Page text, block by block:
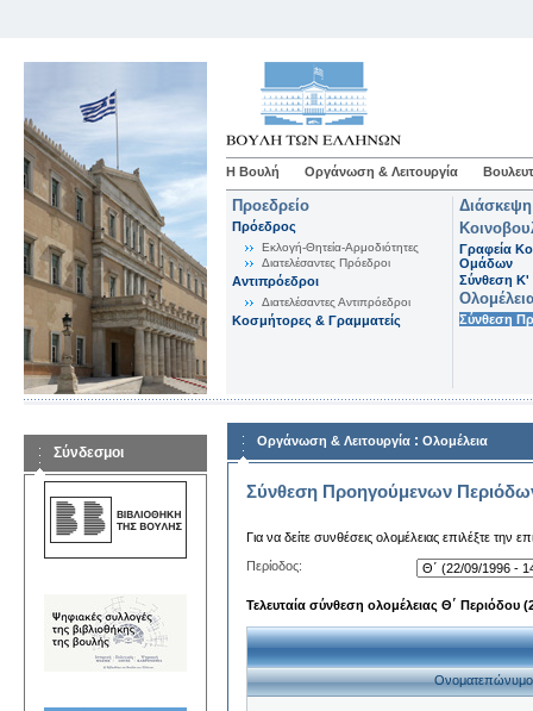
Η Βουλή Οργάνωση & Λειτουργία
Προεδρείο
Πρόεδρος
Εκλογή-Θητεία-Αρμοδιότητες
Διατελέσαντες Πρόεδροι
Αντιπρόεδροι
Διατελέσαντες Αντιπρόεδροι
Κοσμήτορες & Γραμματείς
Γραφεία
Ομάδων
Σύνθεση K'
Σύνθεση
Σύνδεσμοι
Οργάνωση & Λειτουργία : Ολομέλεια
Σύνθεση Προηγούμενων
Για να δείτε συνθέσεις ολομέλειας επιλέξτε την
Περίοδος:
Τελευταία σύνθεση ολομέλειας Θ΄ Περιόδου
Ονοματεπώνυμο